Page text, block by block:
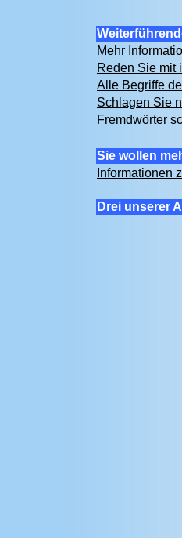
Mehr
Reden Sie mit
Alle Begriffe
Schlagen Sie
Fremdwörter
Sie wollen
Informationen
Drei unserer